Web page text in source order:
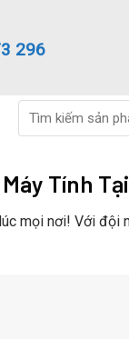
296
for:
Tính
mọi nơi! Với đội